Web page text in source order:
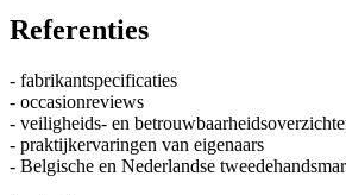
Referenties
- fabrikantspecificaties
- occasionreviews
- veiligheids- en
- praktijkervaringen van eigenaars
- Belgische en Nederlandse